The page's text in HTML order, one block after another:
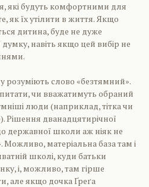
які будуть комфортними для
як їх утілити в життя. Якщо
дитина, буде не дуже
навіть якщо цей вибір не
розуміють слово «безтямний».
чи вважатимуть обраний
люди (наприклад, тітка чи
Рішення дванадцятирічної
державної школи аж ніяк не
матеріальна база там і
школі, куди батьки
і, можливо, там гірше
але якщо дочка Ґреґа